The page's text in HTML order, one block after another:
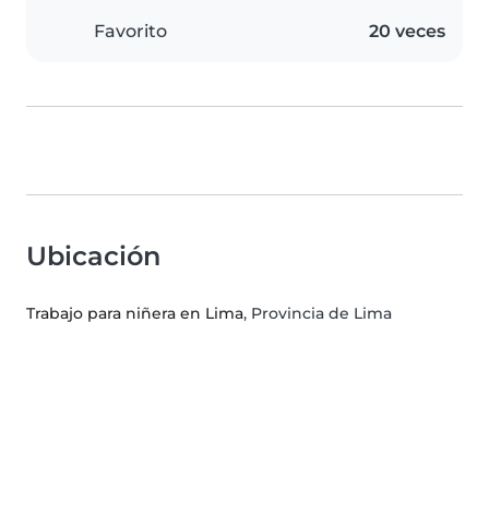
Favorito 20 veces
Ubicación
Trabajo para niñera en Lima, Provincia de Lima